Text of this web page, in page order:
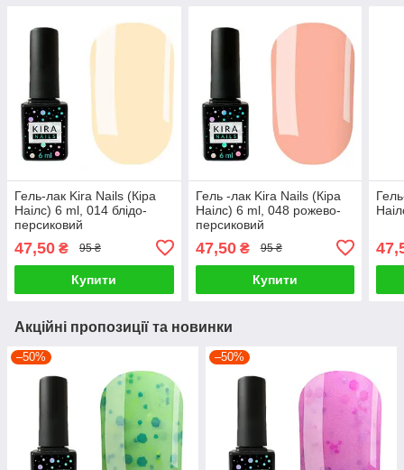
Гель-лак Kira Nails (Кіра
Наілс) 6 ml, 014 блідо-
персиковий
47,50 ₴ 95 ₴
Купити
Гель -лак Kira Nails (Кіра
Наілс) 6 ml, 048 рожево-
персиковий
47,50₴ 95 ₴
Купити
Акційні пропозиції та новинки
–50% –50%